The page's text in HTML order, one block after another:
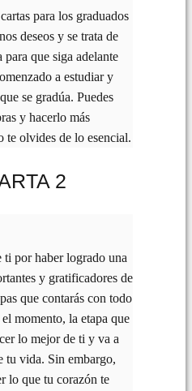
para los graduados
deseos y se trata de
que siga adelante
a estudiar y
se gradúa. Puedes
y hacerlo más
te olvides de lo esencial.
2
por haber logrado una
y gratificadores de
que contarás con todo
momento, la etapa que
lo mejor de ti y va a
tu vida. Sin embargo,
lo que tu corazón te